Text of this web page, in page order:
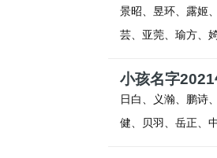
景昭、昱环、露姬
芸、亚莞、瑜方、
小孩名字
日白、义瀚、鹏诗
健、贝羽、岳正、